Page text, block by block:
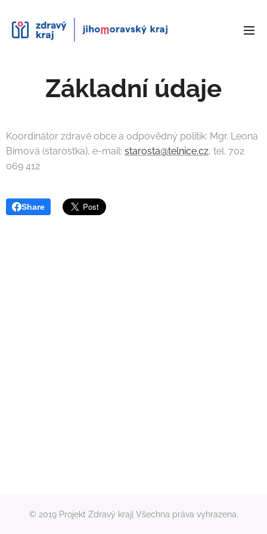
Základní údaje
Koordinátor zdravé obce a odpovědný politik: Mgr. Leona
Bímová (starostka), e-mail: starosta@telnice.cz, tel. 702
069 412
Share
© 2019 Projekt Zdravý kraj| Všechna práva vyhrazena.